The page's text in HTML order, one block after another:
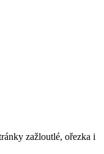
zažloutlé, ořezka i